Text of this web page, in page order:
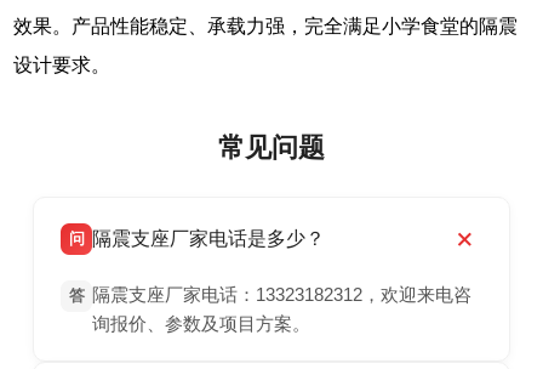
效果。产品性能稳定、承载力强，完全满足小学食堂的隔震
设计要求。
常见问题
问 隔震支座厂家电话是多少？
答 隔震支座厂家电话：13323182312，欢迎来电咨
询报价、参数及项目方案。